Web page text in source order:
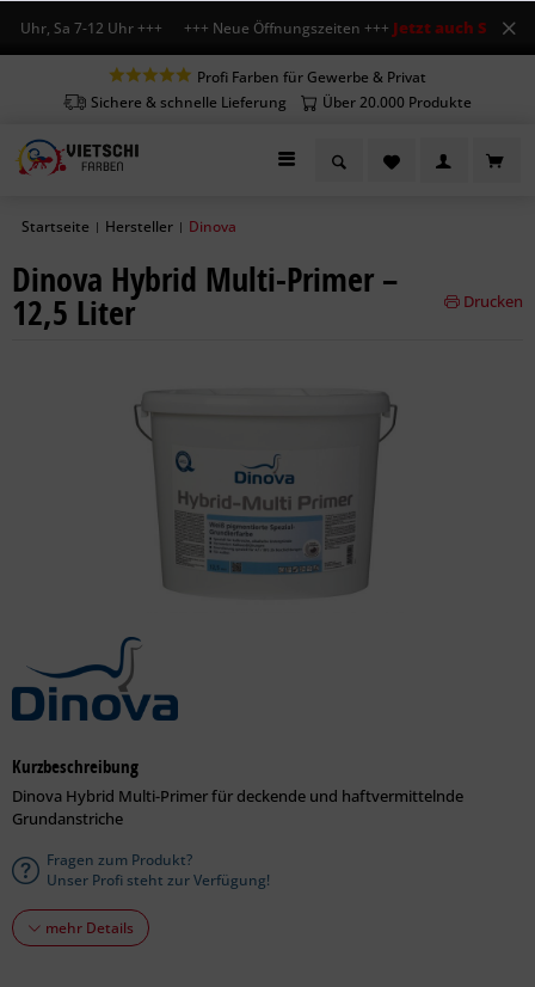
Uhr, Sa 7-12 Uhr +++ +++ Neue Öffnungszeiten +++Jetzt auch Sa
Profi Farben für Gewerbe & Privat
Sichere & schnelle Lieferung
Über 20.000 Produkte
Startseite | Hersteller | Dinova
Dinova Hybrid Multi-Primer –
12,5 Liter Drucken
Kurzbeschreibung
Dinova Hybrid Multi-Primer für deckende und haftvermittelnde
Grundanstriche
Fragen zum Produkt?
Unser Profi steht zur Verfügung!
mehr Details